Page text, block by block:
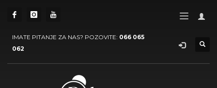
IMATE PITANJE ZA NAS? POZOVITE: 066 065
062